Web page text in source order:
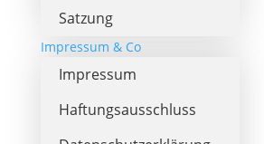
Satzung
Impressum & Co
Impressum
Haftungsausschluss